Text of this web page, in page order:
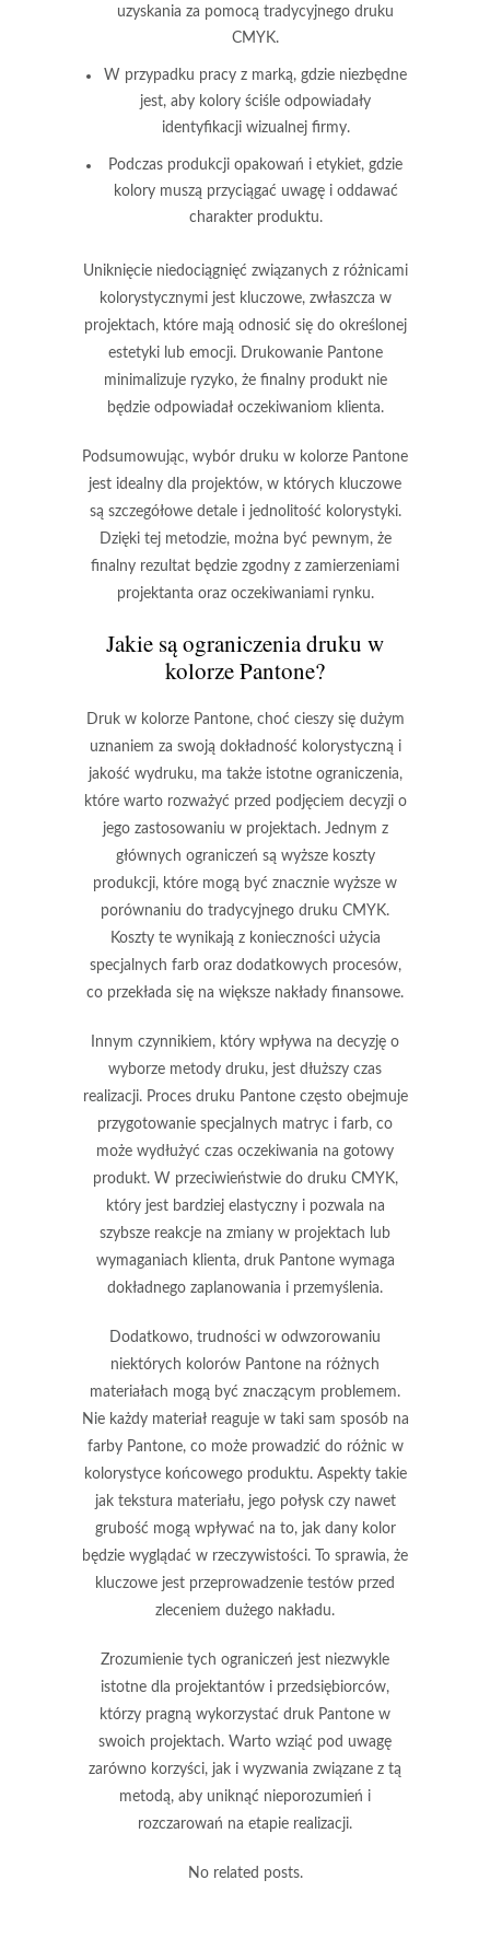
uzyskania za pomocą tradycyjnego druku
CMYK.
W przypadku pracy z marką, gdzie niezbędne
jest, aby kolory ściśle odpowiadały
identyfikacji wizualnej firmy.
Podczas produkcji opakowań i etykiet, gdzie
kolory muszą przyciągać uwagę i oddawać
charakter produktu.
Uniknięcie niedociągnięć związanych z różnicami
kolorystycznymi jest kluczowe, zwłaszcza w
projektach, które mają odnosić się do określonej
estetyki lub emocji. Drukowanie Pantone
minimalizuje ryzyko, że finalny produkt nie
będzie odpowiadał oczekiwaniom klienta.
Podsumowując, wybór druku w kolorze Pantone
jest idealny dla projektów, w których kluczowe
są szczegółowe detale i jednolitość kolorystyki.
Dzięki tej metodzie, można być pewnym, że
finalny rezultat będzie zgodny z zamierzeniami
projektanta oraz oczekiwaniami rynku.
Jakie są ograniczenia druku w
kolorze Pantone?
Druk w kolorze Pantone, choć cieszy się dużym
uznaniem za swoją dokładność kolorystyczną i
jakość wydruku, ma także istotne ograniczenia,
które warto rozważyć przed podjęciem decyzji o
jego zastosowaniu w projektach. Jednym z
głównych ograniczeń są wyższe koszty
produkcji, które mogą być znacznie wyższe w
porównaniu do tradycyjnego druku CMYK.
Koszty te wynikają z konieczności użycia
specjalnych farb oraz dodatkowych procesów,
co przekłada się na większe nakłady finansowe.
Innym czynnikiem, który wpływa na decyzję o
wyborze metody druku, jest dłuższy czas
realizacji. Proces druku Pantone często obejmuje
przygotowanie specjalnych matryc i farb, co
może wydłużyć czas oczekiwania na gotowy
produkt. W przeciwieństwie do druku CMYK,
który jest bardziej elastyczny i pozwala na
szybsze reakcje na zmiany w projektach lub
wymaganiach klienta, druk Pantone wymaga
dokładnego zaplanowania i przemyślenia.
Dodatkowo, trudności w odwzorowaniu
niektórych kolorów Pantone na różnych
materiałach mogą być znaczącym problemem.
Nie każdy materiał reaguje w taki sam sposób na
farby Pantone, co może prowadzić do różnic w
kolorystyce końcowego produktu. Aspekty takie
jak tekstura materiału, jego połysk czy nawet
grubość mogą wpływać na to, jak dany kolor
będzie wyglądać w rzeczywistości. To sprawia, że
kluczowe jest przeprowadzenie testów przed
zleceniem dużego nakładu.
Zrozumienie tych ograniczeń jest niezwykle
istotne dla projektantów i przedsiębiorców,
którzy pragną wykorzystać druk Pantone w
swoich projektach. Warto wziąć pod uwagę
zarówno korzyści, jak i wyzwania związane z tą
metodą, aby uniknąć nieporozumień i
rozczarowań na etapie realizacji.
No related posts.